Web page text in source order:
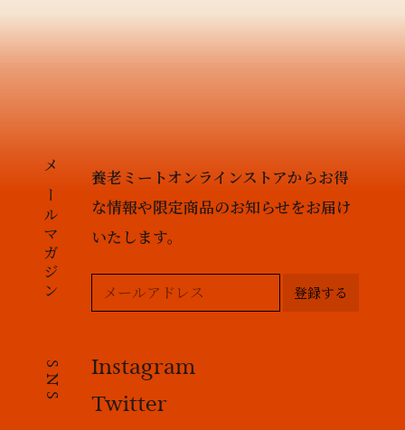
メールマガジン
養老ミートオンラインストアからお得
な情報や限定商品のお知らせをお届け
いたします。
登録する
SNS
Instagram
Twitter